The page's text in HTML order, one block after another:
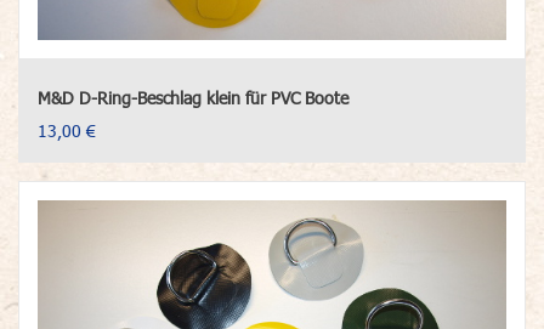
M&D D-Ring-Beschlag klein für PVC Boote
13,00 €